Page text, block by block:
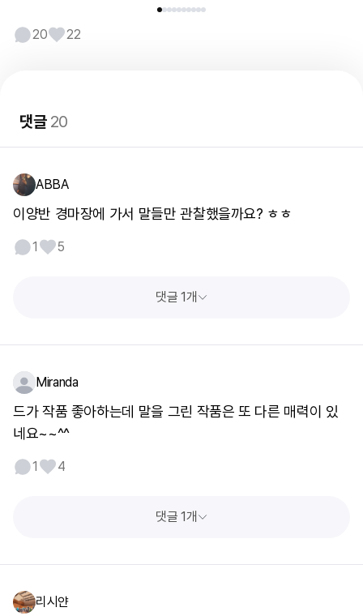
20 22
댓글20
ABBA
이양반 경마장에 가서 말들만 관찰했을까요? ㅎㅎ
1 5
댓글 1개
Miranda
드가 작품 좋아하는데 말을 그린 작품은 또 다른 매력이 있
네요~~^^
1 4
댓글 1개
리시얀